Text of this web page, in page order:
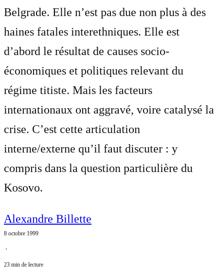
Belgrade. Elle n’est pas due non plus à des
haines fatales interethniques. Elle est
d’abord le résultat de causes socio-
économiques et politiques relevant du
régime titiste. Mais les facteurs
internationaux ont aggravé, voire catalysé la
crise. C’est cette articulation
interne/externe qu’il faut discuter : y
compris dans la question particulière du
Kosovo.
Alexandre Billette
8 octobre 1999
⋅
23 min de lecture